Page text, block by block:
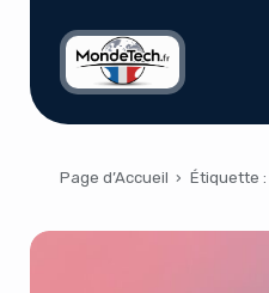
Page d’Accueil › Étiquette :